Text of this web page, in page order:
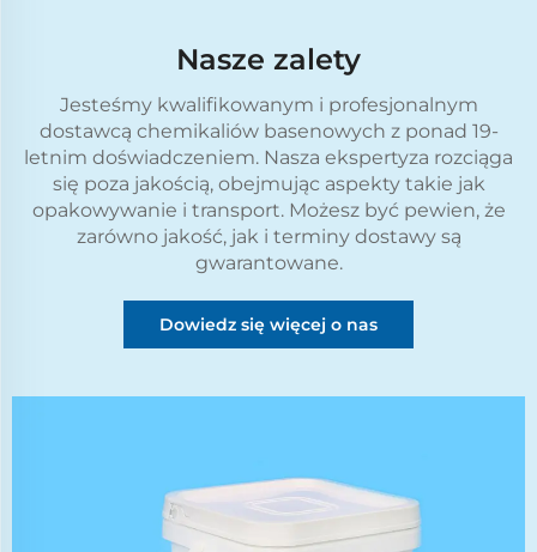
Nasze zalety
Jesteśmy kwalifikowanym i profesjonalnym
dostawcą chemikaliów basenowych z ponad 19-
letnim doświadczeniem. Nasza ekspertyza rozciąga
się poza jakością, obejmując aspekty takie jak
opakowywanie i transport. Możesz być pewien, że
zarówno jakość, jak i terminy dostawy są
gwarantowane.
Dowiedz się więcej o nas